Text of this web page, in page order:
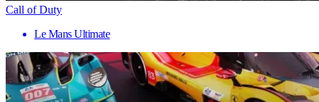
Call of Duty
Le Mans Ultimate